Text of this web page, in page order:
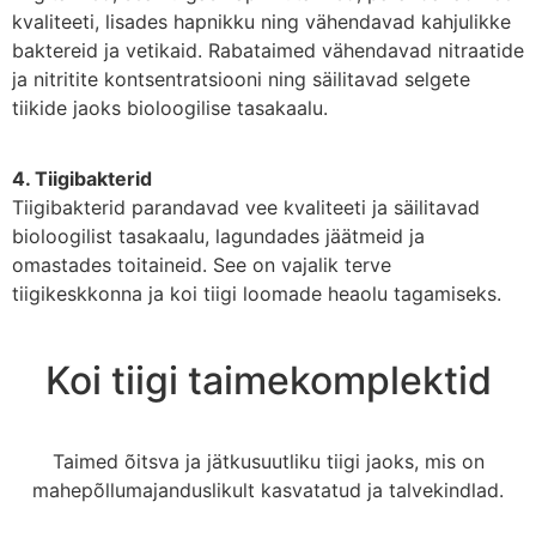
kvaliteeti, lisades hapnikku ning vähendavad kahjulikke
baktereid ja vetikaid. Rabataimed vähendavad nitraatide
ja nitritite kontsentratsiooni ning säilitavad selgete
tiikide jaoks bioloogilise tasakaalu.
4. Tiigibakterid
Tiigibakterid parandavad vee kvaliteeti ja säilitavad
bioloogilist tasakaalu, lagundades jäätmeid ja
omastades toitaineid. See on vajalik terve
tiigikeskkonna ja koi tiigi loomade heaolu tagamiseks.
Koi tiigi taimekomplektid
Taimed õitsva ja jätkusuutliku tiigi jaoks, mis on
mahepõllumajanduslikult kasvatatud ja talvekindlad.